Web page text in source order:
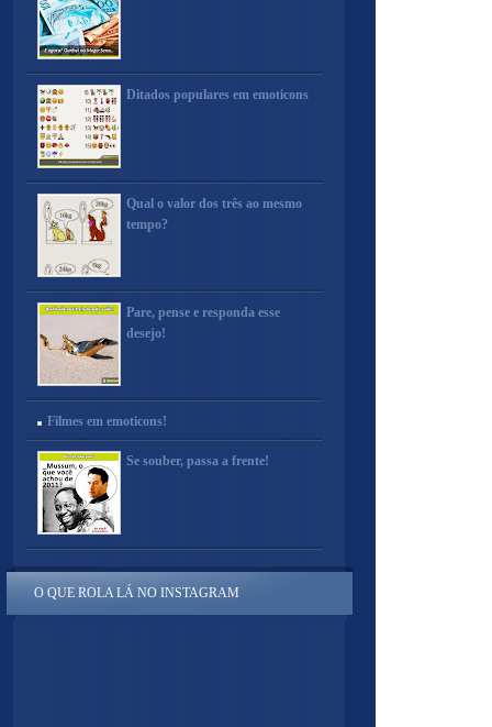
Ditados populares em emoticons
Qual o valor dos três ao mesmo
tempo?
Pare, pense e responda esse
desejo!
Filmes em emoticons!
Se souber, passa a frente!
O QUE ROLA LÁ NO INSTAGRAM